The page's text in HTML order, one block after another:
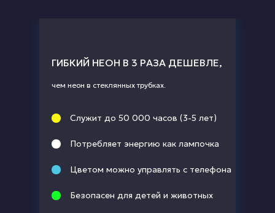
ГИБКИЙ НЕОН В 3 РАЗА ДЕШЕВЛЕ,
чем неон в стеклянных трубках.
Служит до 50 000 часов (3-5 лет)
Потребляет энергию как лампочка
Цветом можно управлять с телефона
Безопасен для детей и животных